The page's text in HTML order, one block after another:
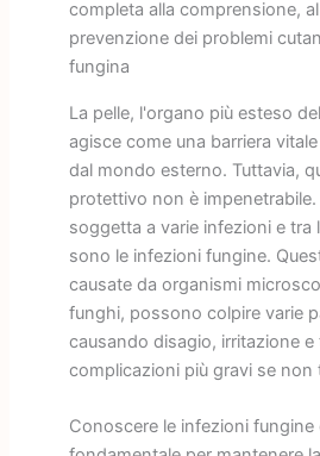
completa alla comprensione,
prevenzione dei problemi
fungina
La pelle, l'organo più esteso
agisce come una barriera
dal mondo esterno. Tuttavia,
protettivo non è impenetrabile.
soggetta a varie infezioni e tra
sono le infezioni fungine.
causate da organismi
funghi, possono colpire varie
causando disagio, irritazione e
complicazioni più gravi se non
Conoscere le infezioni fungine